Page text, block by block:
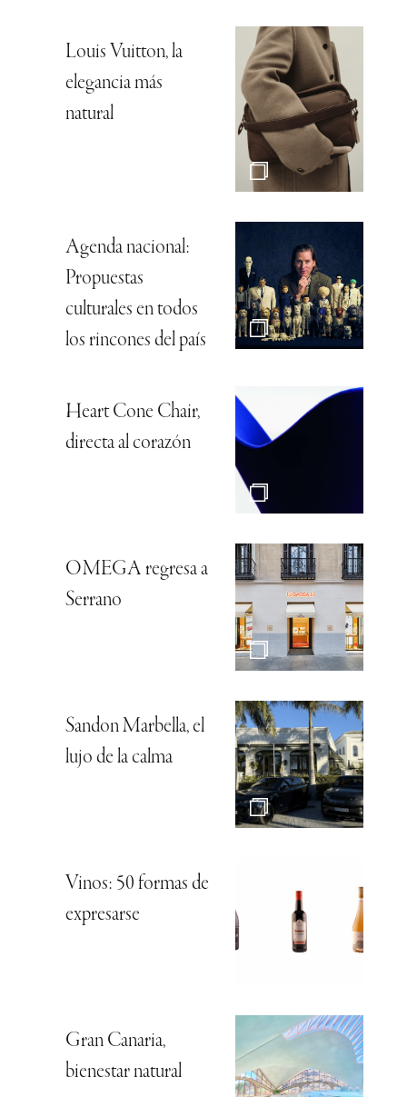
Louis Vuitton, la
elegancia más
natural
Agenda nacional:
Propuestas
culturales en todos
los rincones del país
Heart Cone Chair,
directa al corazón
OMEGA regresa a
Serrano
Sandon Marbella, el
lujo de la calma
Vinos: 50 formas de
expresarse
Gran Canaria,
bienestar natural